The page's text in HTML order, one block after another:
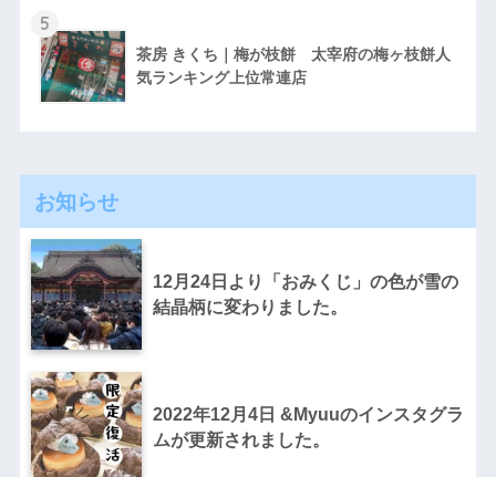
5
茶房 きくち｜梅が枝餅 太宰府の梅ヶ枝餅人
気ランキング上位常連店
お知らせ
12月24日より「おみくじ」の色が雪の
結晶柄に変わりました。
2022年12月4日 &Myuuのインスタグラ
ムが更新されました。